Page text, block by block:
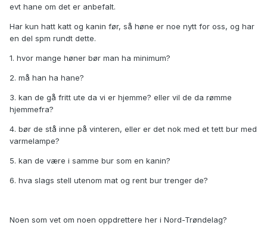
evt hane om det er anbefalt.
Har kun hatt katt og kanin før, så høne er noe nytt for oss, og har
en del spm rundt dette.
1. hvor mange høner bør man ha minimum?
2. må han ha hane?
3. kan de gå fritt ute da vi er hjemme? eller vil de da rømme
hjemmefra?
4. bør de stå inne på vinteren, eller er det nok med et tett bur med
varmelampe?
5. kan de være i samme bur som en kanin?
6. hva slags stell utenom mat og rent bur trenger de?
Noen som vet om noen oppdrettere her i Nord-Trøndelag?